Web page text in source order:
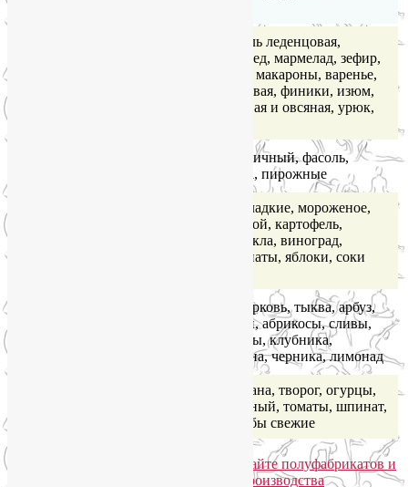
Сахар-песок, карамель леденцовая,
конфеты помадные, мед, мармелад, зефир,
печенье сдобное, рис, макароны, варенье,
крупа манная и перловая, финики, изюм,
пшено, крупа гречневая и овсяная, урюк,
Хлеб ржаной и пшеничный, фасоль,
горох, шоколад, халва, пирожные
Сырки творожные сладкие, мороженое,
хлеб белково-отрубяной, картофель,
зеленый горошек, свекла, виноград,
вишни, черешня, гранаты, яблоки, соки
Кабачки, капуста, морковь, тыква, арбуз,
дыня, груши, персики, абрикосы, сливы,
апельсины, мандарины, клубника,
крыжовник, смородина, черника, лимонад
Молоко, кефир, сметана, творог, огурцы,
редис, салат, лук зеленый, томаты, шпинат,
лимоны, клюква, грибы свежие